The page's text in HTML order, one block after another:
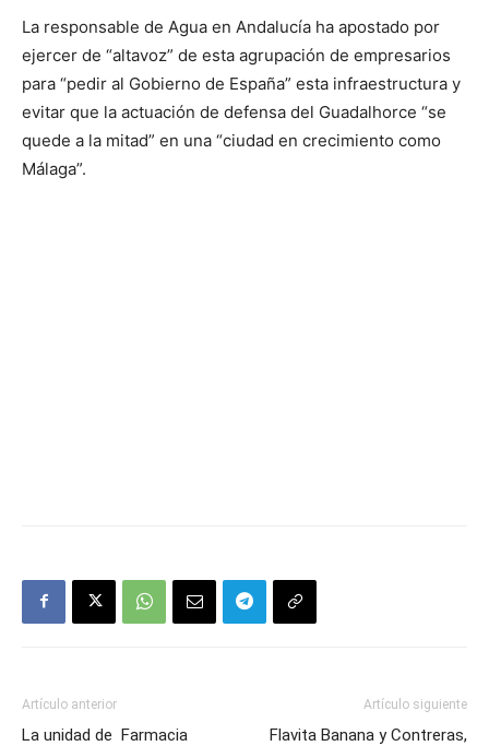
La responsable de Agua en Andalucía ha apostado por
ejercer de “altavoz” de esta agrupación de empresarios
para “pedir al Gobierno de España” esta infraestructura y
evitar que la actuación de defensa del Guadalhorce “se
quede a la mitad” en una “ciudad en crecimiento como
Málaga”.
Artículo anterior
La unidad de Farmacia
Artículo siguiente
Flavita Banana y Contreras,